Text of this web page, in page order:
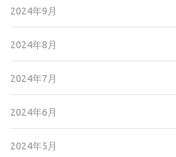
2024年9月
2024年8月
2024年7月
2024年6月
2024年5月